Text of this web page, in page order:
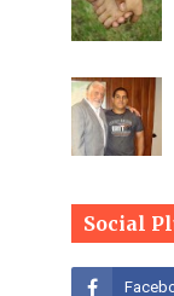
Social